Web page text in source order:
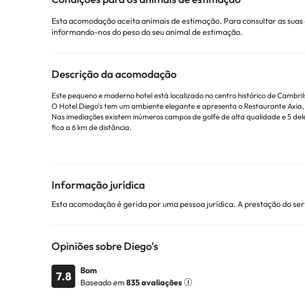
Esta acomodação aceita animais de estimação. Para consultar as
informando-nos do peso do seu animal de estimação.
Descrição da acomodação
Este pequeno e moderno hotel está localizado no centro histórico de
O Hotel Diego's tem um ambiente elegante e apresenta o Restaurante
Nas imediações existem inúmeros campos de golfe de alta qualidade e 5
fica a 6 km de distância.
Alguns dos serviços detalhados podem ser pagos. Você pode verificar
Informação jurídica
Esta acomodação é gerida por uma pessoa jurídica. A prestação do
Opiniões sobre Diego's
7.8
Bom
Baseado em 835 avaliações